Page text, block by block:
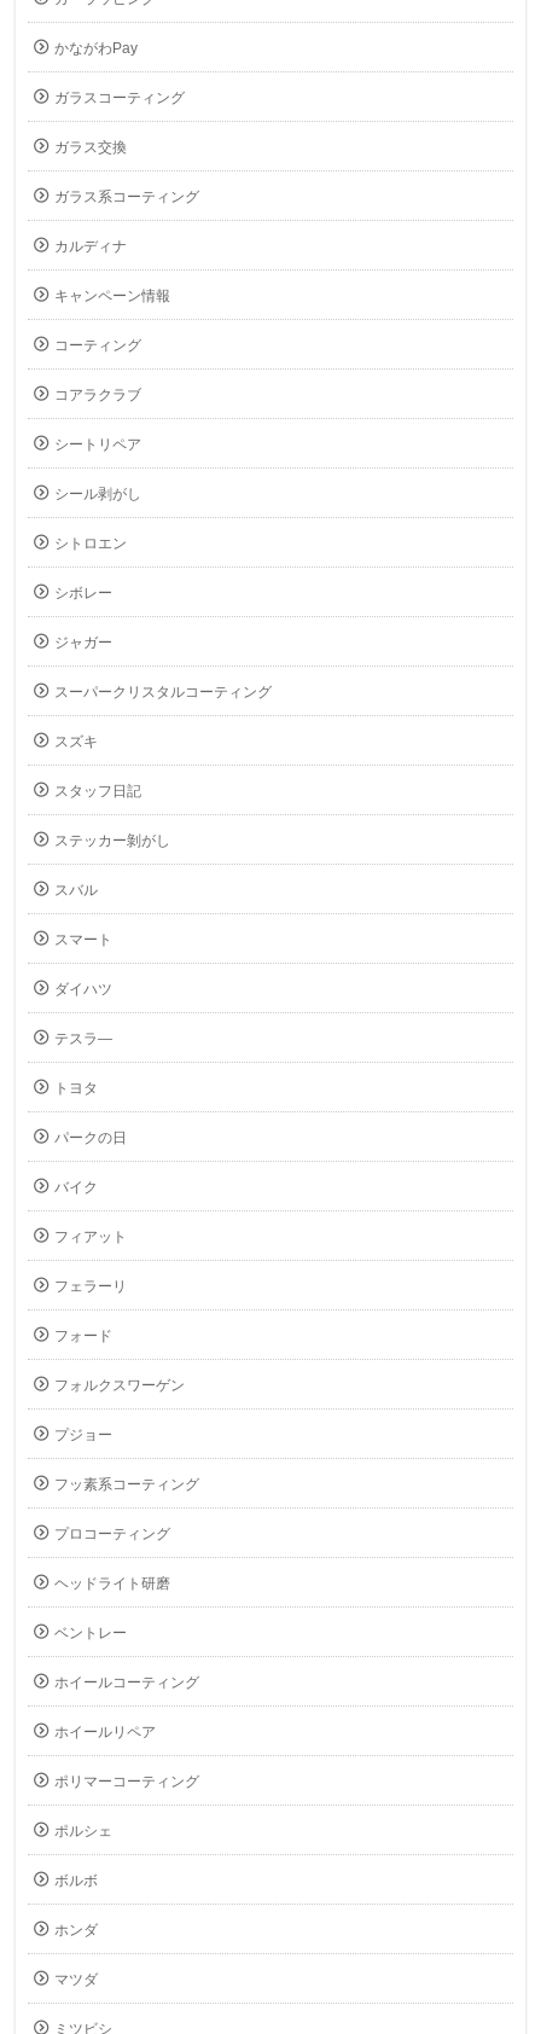
かながわPay
ガラスコーティング
ガラス交換
ガラス系コーティング
カルディナ
キャンペーン情報
コーティング
コアラクラブ
シートリペア
シール剥がし
シトロエン
シボレー
ジャガー
スーパークリスタルコーティング
スズキ
スタッフ日記
ステッカー剝がし
スバル
スマート
ダイハツ
テスラ―
トヨタ
パークの日
バイク
フィアット
フェラーリ
フォード
フォルクスワーゲン
プジョー
フッ素系コーティング
プロコーティング
ヘッドライト研磨
ベントレー
ホイールコーティング
ホイールリペア
ポリマーコーティング
ポルシェ
ボルボ
ホンダ
マツダ
ミツビシ